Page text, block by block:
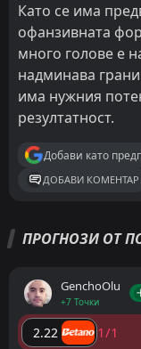
Като се има
офанзивната
много голове е
надминава
има нужния
резултатност.
Добави като
ДОБАВИ КОМЕНТАР
ПРОГНОЗИ ОТ
GenchoOlu
+7 Точки
2.22 1/1